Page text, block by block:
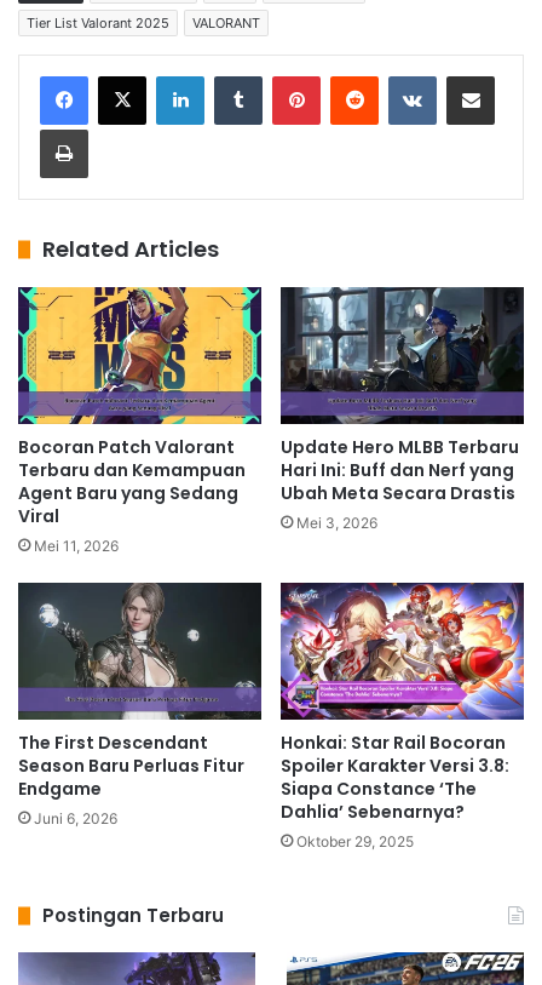
Tier List Valorant 2025
VALORANT
Related Articles
Bocoran Patch Valorant
Terbaru dan Kemampuan
Agent Baru yang Sedang
Viral
Mei 11, 2026
Update Hero MLBB Terbaru
Hari Ini: Buff dan Nerf yang
Ubah Meta Secara Drastis
Mei 3, 2026
The First Descendant
Season Baru Perluas Fitur
Endgame
Juni 6, 2026
Honkai: Star Rail Bocoran
Spoiler Karakter Versi 3.8:
Siapa Constance ‘The
Dahlia’ Sebenarnya?
Oktober 29, 2025
Postingan Terbaru